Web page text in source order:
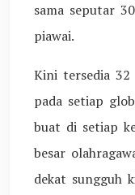
sama seputar
piawai.
Kini tersedia
pada setiap
buat di setiap
besar
dekat sungguh